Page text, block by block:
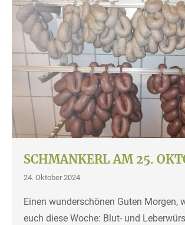
SCHMANKERL AM 25.
24. Oktober 2024
Einen wunderschönen Guten Morgen,
euch diese Woche: Blut- und